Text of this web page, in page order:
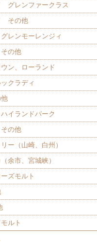
グレンファークラス
その他
レンモーレンジィ
の他
ン、ローランド
クラディ
イランドパーク
の他
ー（山崎、白州）
余市、宮城峡）
ズモルト
ルト